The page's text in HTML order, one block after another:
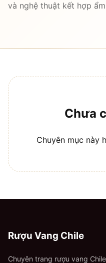
và nghệ thuật kết hợp
Chưa
Chuyên mục này
Rượu Vang Chile
Chuyên trang rượu vang